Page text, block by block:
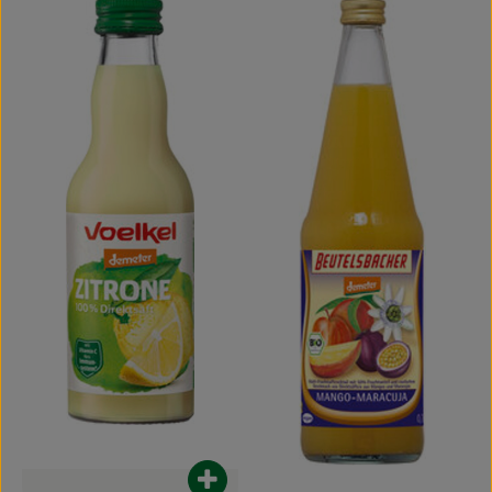
Produkt zum Warenkorb hinzufügen